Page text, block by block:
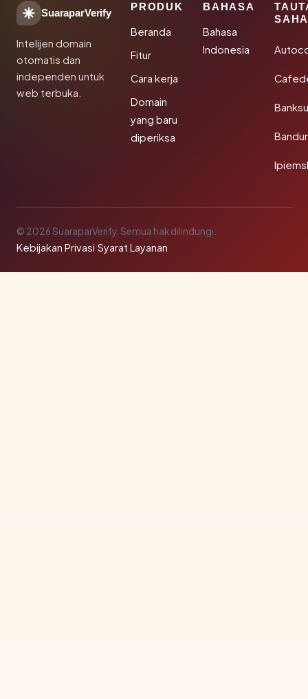
SuaraparVerify
Intelijen domain
otomatis dan
independen untuk
web terbuka.
PRODUK
Beranda
Fitur
Cara kerja
Domain
yang baru
diperiksa
BAHASA
Bahasa
Indonesia
© 2026 SuaraparVerify. Semua hak dilindungi.
Kebijakan Privasi·Syarat Layanan